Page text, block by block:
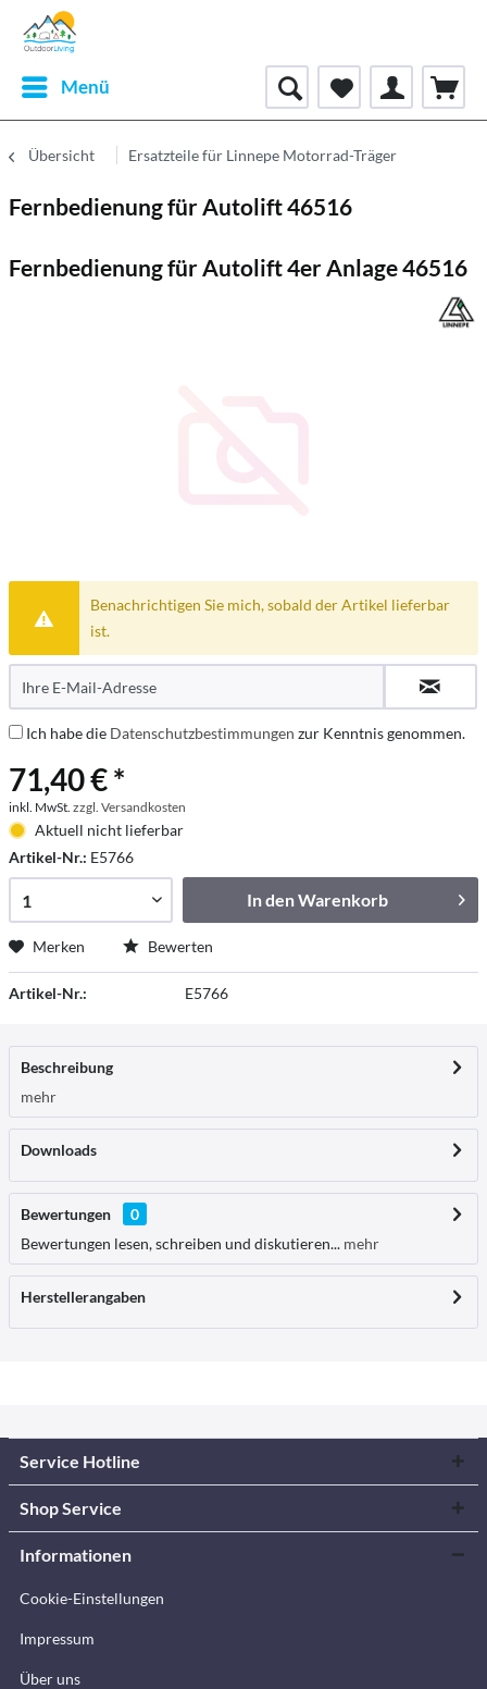
Menü
Übersicht Ersatzteile für Linnepe Motorrad-Träger
Fernbedienung für Autolift 46516
Fernbedienung für Autolift 4er Anlage 46516
Benachrichtigen Sie mich, sobald der Artikel lieferbar
ist.
Ich habe die Datenschutzbestimmungen zur Kenntnis genommen.
71,40 € *
inkl. MwSt. zzgl. Versandkosten
Aktuell nicht lieferbar
Artikel-Nr.: E5766
In denWarenkorb
Merken Bewerten
Artikel-Nr.: E5766
Beschreibung
mehr
Downloads
Bewertungen
0
Bewertungen lesen, schreiben und diskutieren... mehr
Herstellerangaben
Service Hotline
Shop Service
Informationen
Cookie-Einstellungen
Impressum
Über uns